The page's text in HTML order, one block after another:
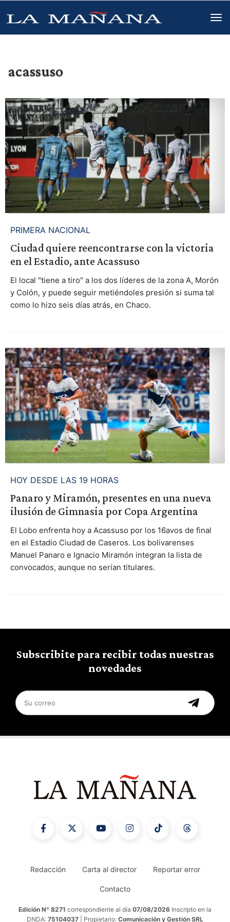
acassuso
PRIMERA NACIONAL
Ciudad quiere reencontrarse con la victoria
en el Estadio, ante Acassuso
El local "tiene a tiro" a los dos líderes de la zona A, Morón
y Colón, y puede seguir metiéndoles presión si suma tal
como lo hizo seis días atrás, en Chaco.
HOY DESDE LAS 19 HORAS
Panaro y Miramón, presentes en una nueva
ilusión de Gimnasia por Copa Argentina
El Lobo enfrenta hoy a Acassuso por los 16avos de final
en el Estadio Ciudad de Caseros. Los bolivarenses
Manuel Panaro e Ignacio Miramón integran la lista de
convocados, aunque no serían titulares.
Subscribite para recibir todas nuestras
novedades
Redacción Carta al director Reportar error
Contacto
Edición Nº 8271 correspondiente al día 07/08/2026 Inscripto en la
DNDA: 75104037 | Propietario: Comunicación y Gestión SRL